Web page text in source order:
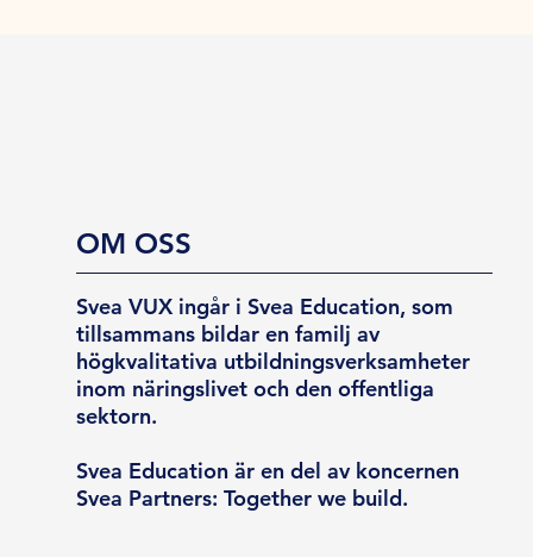
OM OSS
Svea VUX ingår i Svea Education, som
tillsammans bildar en familj av
högkvalitativa utbildningsverksamheter
inom näringslivet och den offentliga
sektorn.
Svea Education är en del av koncernen
Svea Partners: Together we build.